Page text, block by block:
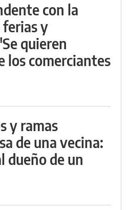
con la
ferias y
quieren
los comerciantes
y ramas
de una vecina:
dueño de un